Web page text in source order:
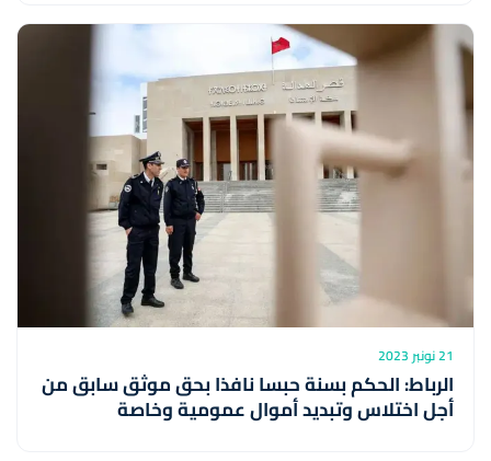
21 نونبر 2023
الرباط: الحكم بسنة حبسا نافذا بحق موثق سابق من
أجل اختلاس وتبديد أموال عمومية وخاصة